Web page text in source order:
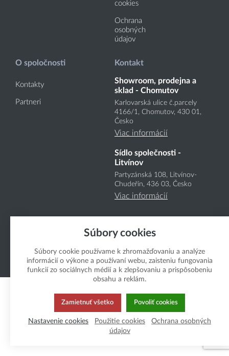
cookies
Ochrana
osobných
údajov
O spoločnosti
Kontakty
Partneri
Kontakt
Showroom, prodejna a
sklad - Chomutov
Karlovarská ulice č.parcely
4166/1, Chomutov, 430 01,
Česko
Viac informácií
Sídlo společnosti -
Litvínov
Partyzánská 108, Litvínov-
Chudeřín, 436 03, Česko
Viac informácií
Copyright Boukal.SK 2026
Súbory cookies
Súbory cookie používame k zhromažďovaniu a analýze
informácií o výkone a používaní webu, zaisteniu fungovania
funkcií zo sociálnych médií a k zlepšovaniu a prispôsobeniu
obsahu a reklám.
Zamietnuť všetko Povoliť cookies
Nastavenie cookies Použitie cookies
Ochrana osobných
údajov